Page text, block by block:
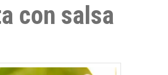
con salsa